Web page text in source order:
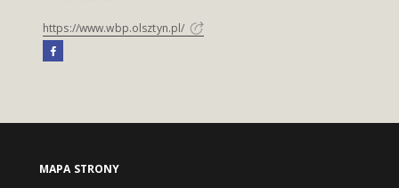
https://www.wbp.olsztyn.pl/
MAPA STRONY